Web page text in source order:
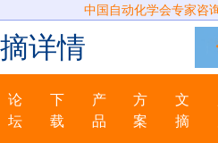
中国自动化学会专家咨
详情
论
坛
下
载
产
品
方
案
文
摘